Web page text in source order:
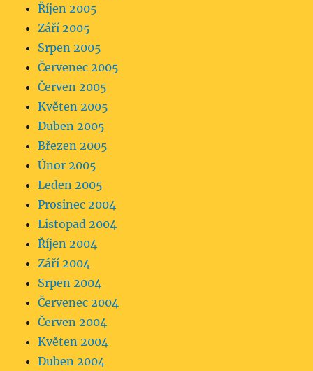
Říjen 2005
Září 2005
Srpen 2005
Červenec 2005
Červen 2005
Květen 2005
Duben 2005
Březen 2005
Únor 2005
Leden 2005
Prosinec 2004
Listopad 2004
Říjen 2004
Září 2004
Srpen 2004
Červenec 2004
Červen 2004
Květen 2004
Duben 2004